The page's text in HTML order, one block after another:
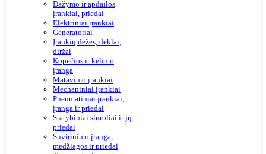
Dažymo ir apdailos
įrankiai, priedai
Elektriniai įrankiai
Generatoriai
Įrankių dėžės, dėklai,
diržai
Kopėčios ir kėlimo
įranga
Matavimo įrankiai
Mechaniniai įrankiai
Pneumatiniai įrankiai,
įranga ir priedai
Statybiniai siurbliai ir jų
priedai
Suvirinimo įranga,
medžiagos ir priedai